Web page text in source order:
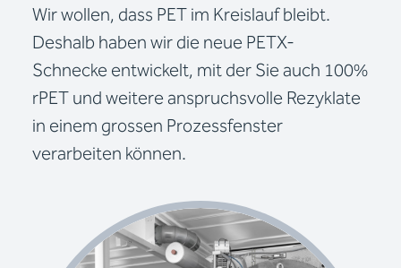
Wir wollen, dass PET im Kreislauf bleibt.
Deshalb haben wir die neue PETX-
Schnecke entwickelt, mit der Sie auch 100%
rPET und weitere anspruchsvolle Rezyklate
in einem grossen Prozessfenster
verarbeiten können.